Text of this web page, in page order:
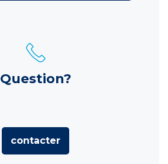
Question?
contacter